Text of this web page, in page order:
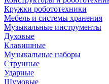
Кружки робототехники
Мебель и системы хранения
Музыкальные инструменты
Духовые
Клавишные
Музыкальные наборы
Струнные
Ударные
Шумовые